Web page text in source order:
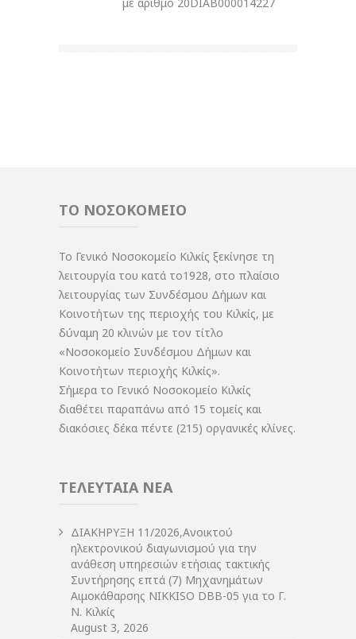
ΤΟ ΝΟΣΟΚΟΜΕΙΟ
Το Γενικό Νοσοκομείο Κιλκίς ξεκίνησε τη
λειτουργία του κατά το1928, στο πλαίσιο
λειτουργίας των Συνδέσμου Δήμων και
Κοινοτήτων της περιοχής του Κιλκίς, με
δύναμη 20 κλινών με τον τίτλο
«Νοσοκομείο Συνδέσμου Δήμων και
Κοινοτήτων περιοχής Κιλκίς».
Σήμερα το Γενικό Νοσοκομείο Κιλκίς
διαθέτει παραπάνω από 15 τομείς και
διακόσιες δέκα πέντε (215) οργανικές κλίνες.
ΤΕΛΕΥΤΑΙΑ ΝΕΑ
ΔIΑΚΗΡΥΞΗ 11/2026,Ανοικτού
ηλεκτρονικού διαγωνισμού για την
ανάθεση υπηρεσιών ετήσιας τακτικής
Συντήρησης επτά (7) Μηχανημάτων
Αιμοκάθαρσης NIKKISO DBB-05 για το Γ.
Ν. Κιλκίς
August 3, 2026